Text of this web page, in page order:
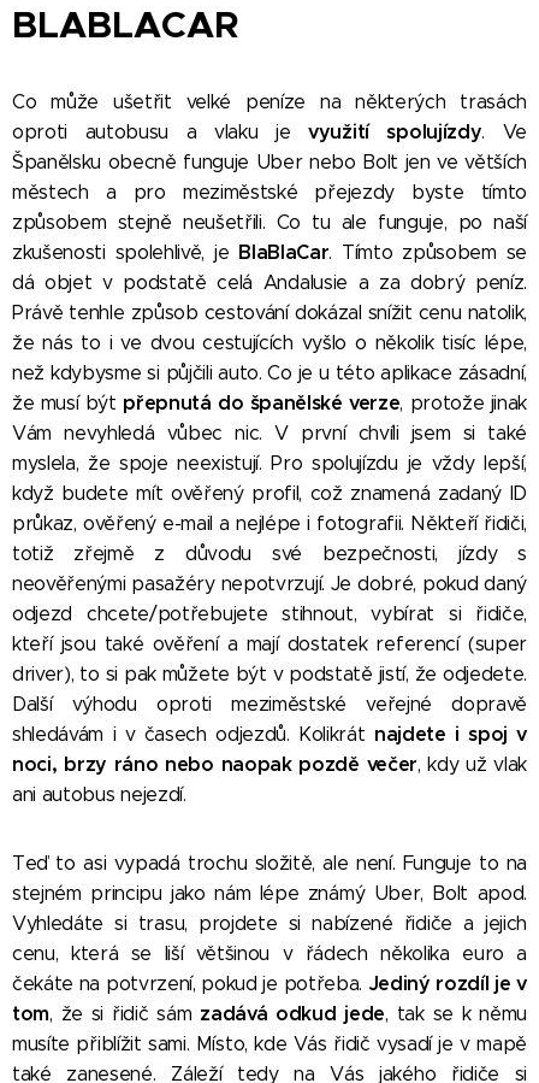
BLABLACAR
Co může ušetřit velké peníze na některých trasách
oproti autobusu a vlaku jevyužití spolujízdy. Ve
Španělsku obecně funguje Uber nebo Bolt jen ve větších
městech a pro meziměstské přejezdy byste tímto
způsobem stejně neušetřili. Co tu ale funguje, po naší
zkušenosti spolehlivě, je BlaBlaCar. Tímto způsobem se
dá objet v podstatě celá Andalusie a za dobrý peníz.
Právě tenhle způsob cestování dokázal snížit cenu natolik,
že nás to i ve dvou cestujících vyšlo o několik tisíc lépe,
než kdybysme si půjčili auto. Co je u této aplikace zásadní,
že musí být přepnutá do španělské verze, protože jinak
Vám nevyhledá vůbec nic. V první chvíli jsem si také
myslela, že spoje neexistují. Pro spolujízdu je vždy lepší,
když budete mít ověřený profil, což znamená zadaný ID
průkaz, ověřený e-mail a nejlépe i fotografii. Někteří řidiči,
totiž zřejmě z důvodu své bezpečnosti, jízdy s
neověřenými pasažéry nepotvrzují. Je dobré, pokud daný
odjezd chcete/potřebujete stihnout, vybírat si řidiče,
kteří jsou také ověření a mají dostatek referencí (super
driver), to si pak můžete být v podstatě jistí, že odjedete.
Další výhodu oproti meziměstské veřejné dopravě
shledávám i v časech odjezdů. Kolikrát najdete i spoj v
noci, brzy ráno nebo naopak pozdě večer, kdy už vlak
ani autobus nejezdí.
Teď to asi vypadá trochu složitě, ale není. Funguje to na
stejném principu jako nám lépe známý Uber, Bolt apod.
Vyhledáte si trasu, projdete si nabízené řidiče a jejich
cenu, která se liší většinou v řádech několika euro a
čekáte na potvrzení, pokud je potřeba. Jediný rozdíl je v
tom, že si řidič sám zadává odkud jede, tak se k němu
musíte přiblížit sami. Místo, kde Vás řidič vysadí je v mapě
také zanesené. Záleží tedy na Vás jakého řidiče si